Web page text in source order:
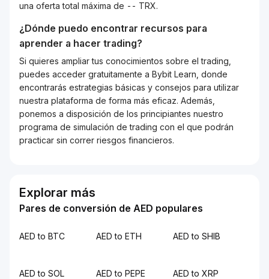
una oferta total máxima de -- TRX.
¿Dónde puedo encontrar recursos para
aprender a hacer trading?
Si quieres ampliar tus conocimientos sobre el trading,
puedes acceder gratuitamente a Bybit Learn, donde
encontrarás estrategias básicas y consejos para utilizar
nuestra plataforma de forma más eficaz. Además,
ponemos a disposición de los principiantes nuestro
programa de simulación de trading con el que podrán
practicar sin correr riesgos financieros.
Explorar más
Pares de conversión de AED populares
AED to BTC AED to ETH AED to SHIB
AED to SOL AED to PEPE AED to XRP